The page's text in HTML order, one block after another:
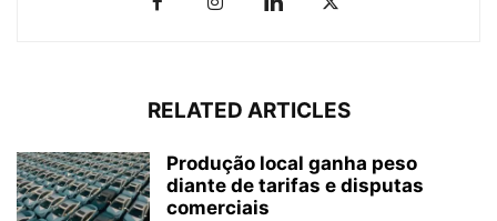
RELATED ARTICLES
Produção local ganha peso
diante de tarifas e disputas
comerciais